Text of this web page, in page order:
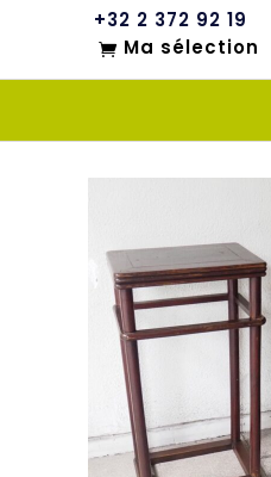
+32 2 372 92 19
Ma sélection